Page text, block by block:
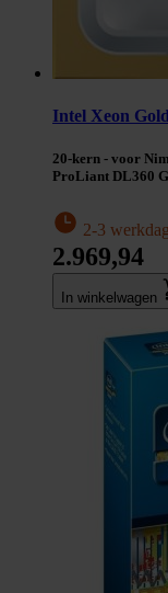
Intel Xeon
20-kern - voor
ProLiant DL360
2-3
2.969,94
In winkel­wagen